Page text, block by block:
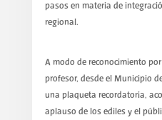
pasos en materia de
regional.
A modo de reconocimiento
profesor, desde el Municipio
una plaqueta recordatoria,
aplauso de los ediles y el